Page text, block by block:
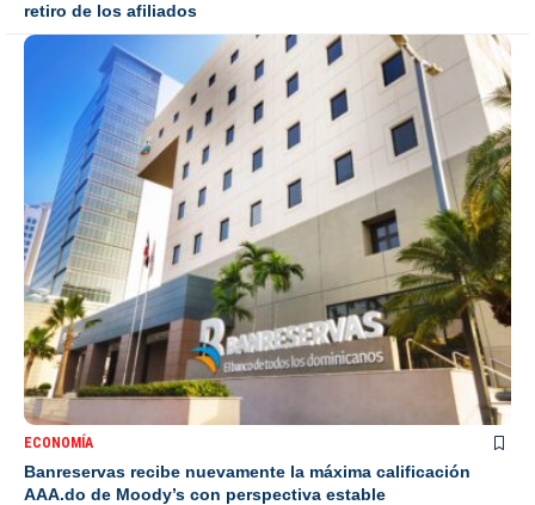
retiro de los afiliados
ECONOMÍA
Banreservas recibe nuevamente la máxima calificación
AAA.do de Moody’s con perspectiva estable